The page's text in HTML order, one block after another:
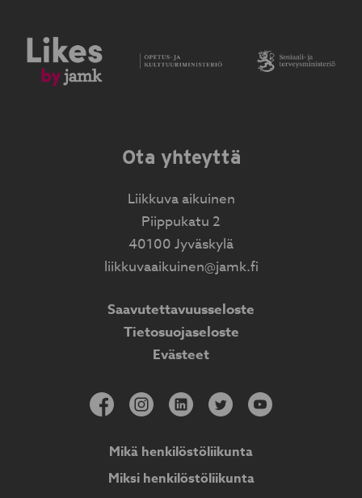
Ota yhteyttä
Liikkuva aikuinen
Piippukatu 2
40100 Jyväskylä
liikkuvaaikuinen@jamk.fi
Saavutettavuusseloste
Tietosuojaseloste
Evästeet
Mikä henkilöstöliikunta
Miksi henkilöstöliikunta